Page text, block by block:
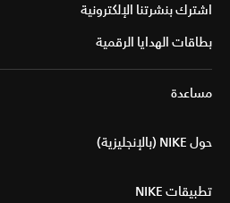
اشترك بنشرتنا الإلكترونية
بطاقات الهدايا الرقمية
مساعدة
حول NIKE (بالإنجليزية)
تطبيقات NIKE